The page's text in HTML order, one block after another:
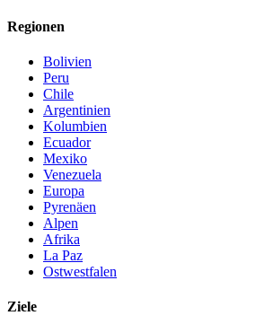
Regionen
Bolivien
Peru
Chile
Argentinien
Kolumbien
Ecuador
Mexiko
Venezuela
Europa
Pyrenäen
Alpen
Afrika
La Paz
Ostwestfalen
Ziele